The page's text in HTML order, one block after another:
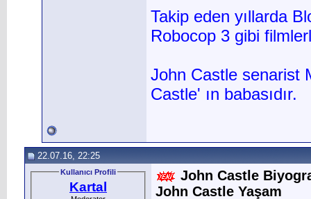
Takip eden yıllarda
Robocop 3 gibi
John Castle senarist
Castle' ın babasıdır.
22.07.16, 22:25
Kullanıcı Profili
Kartal
John Castle
John Castle Yaşam